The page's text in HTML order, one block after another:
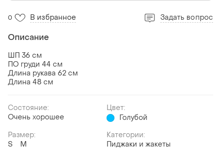
0 В избранное Задать вопрос
Описание
ШП 36 см
ПО груди 44 см
Длина рукава 62 см
Длина 48 см
Состояние:
Очень хорошее
Цвет:
Голубой
Размер:
S
M
Категории:
Пиджаки и жакеты